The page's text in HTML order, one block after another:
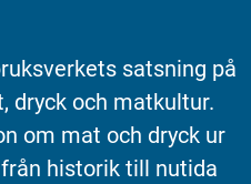
satsning på
dryck och matkultur.
om mat och dryck ur
historik till nutida